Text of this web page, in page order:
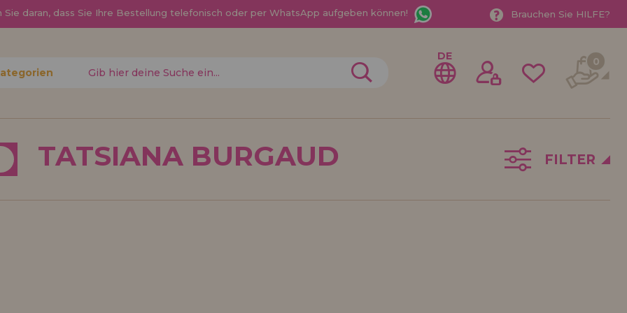
Sie daran, dass Sie Ihre Bestellung telefonisch oder per WhatsApp aufgeben können! Brauchen Sie HILFE?
Sie
neuer Händler
DE 0
TATSIANA BURGAUD FILTER